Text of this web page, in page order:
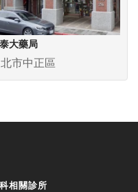
大藥局
市中正區
相關診所